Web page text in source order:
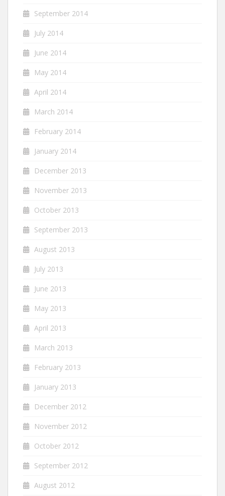
September 2014
July 2014
June 2014
May 2014
April 2014
March 2014
February 2014
January 2014
December 2013
November 2013
October 2013
September 2013
August 2013
July 2013
June 2013
May 2013
April 2013
March 2013
February 2013
January 2013
December 2012
November 2012
October 2012
September 2012
August 2012